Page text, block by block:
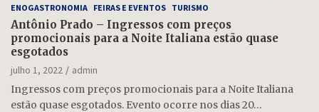
ENOGASTRONOMIA FEIRAS E EVENTOS TURISMO
Antônio Prado – Ingressos com preços
promocionais para a Noite Italiana estão quase
esgotados
julho 1, 2022
admin
Ingressos com preços promocionais para a Noite Italiana
estão quase esgotados. Evento ocorre nos dias 20…